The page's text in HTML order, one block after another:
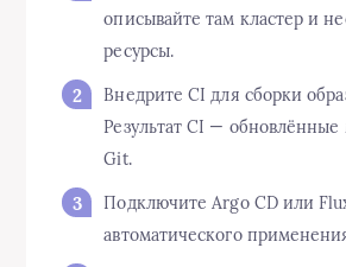
описывайте там кластер и
ресурсы.
Внедрите CI для сборки
Результат CI —
Git.
Подключите Argo CD или
автоматического